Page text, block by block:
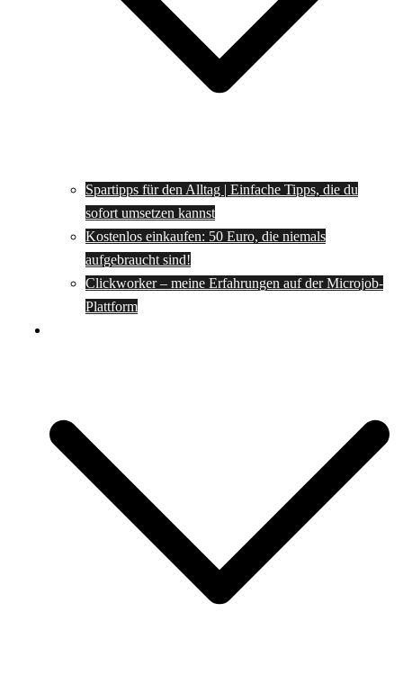
Spartipps für den Alltag | Einfache Tipps, die du
sofort umsetzen kannst
Kostenlos einkaufen: 50 Euro, die niemals
aufgebraucht sind!
Clickworker – meine Erfahrungen auf der Microjob-
Plattform